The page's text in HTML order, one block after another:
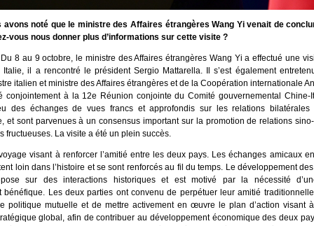
avons noté que le ministre des Affaires étrangères Wang Yi venait de
vous nous donner plus d’informations sur cette visite ?
8 au 9 octobre, le ministre des Affaires étrangères Wang Yi a effectué une
Italie, il a rencontré le président Sergio Mattarella. Il s’est également
italien et ministre des Affaires étrangères et de la Coopération internationale
conjointement à la 12e Réunion conjointe du Comité gouvernemental Chine-
des échanges de vues francs et approfondis sur les relations
et sont parvenues à un consensus important sur la promotion de relations
fructueuses. La visite a été un plein succès.
visant à renforcer l’amitié entre les deux pays. Les échanges amicaux
loin dans l’histoire et se sont renforcés au fil du temps. Le développement
sur des interactions historiques et est motivé par la nécessité
bénéfique. Les deux parties ont convenu de perpétuer leur amitié
politique mutuelle et de mettre activement en œuvre le plan d’action visant
global, afin de contribuer au développement économique des deux